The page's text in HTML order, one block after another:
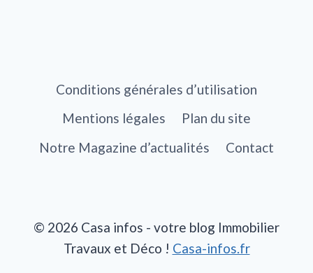
Conditions générales d’utilisation
Mentions légales
Plan du site
Notre Magazine d’actualités
Contact
© 2026 Casa infos - votre blog Immobilier
Travaux et Déco ! Casa-infos.fr